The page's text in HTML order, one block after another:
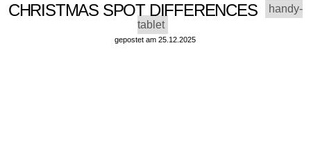
CHRISTMAS SPOT DIFFERENCES
handy-
tablet
gepostet am 25.12.2025